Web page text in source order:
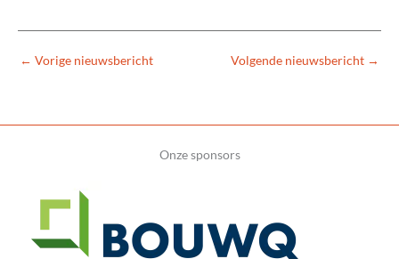
← Vorige nieuwsbericht Volgende nieuwsbericht →
Onze sponsors